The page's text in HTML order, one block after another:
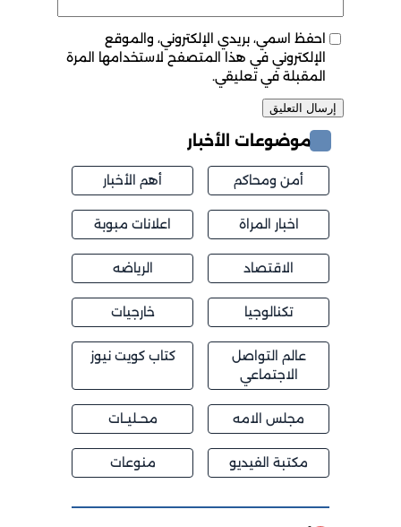
احفظ اسمي، بريدي الإلكتروني، والموقع
الإلكتروني في هذا المتصفح لاستخدامها المرة
المقبلة في تعليقي.
موضوعات الأخبار
أمن ومحاكم أهم الأخبار
اخبار المراة اعلانات مبوبة
الاقتصاد الرياضه
تكنالوجيا خارجيات
عالم التواصل
الاجتماعي
كتاب كويت نيوز
مجلس الامه محــليــات
مكتبة الفيديو منوعات